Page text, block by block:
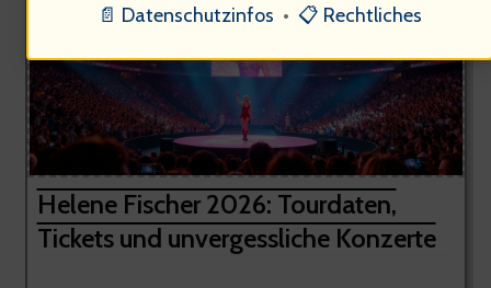
Helene Fischer 2026: Tourdaten,
Tickets und unvergessliche Konzerte
📄 Datenschutzinfos • 📋 Rechtliches